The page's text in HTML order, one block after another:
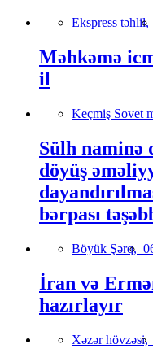
Ekspress təhlil,
Məhkəmə
il
Keçmiş Sovet
Sülh naminə
döyüş
bərpası
Böyük Şərq,
İran və
hazırlayır
Xəzər hövzəsi,